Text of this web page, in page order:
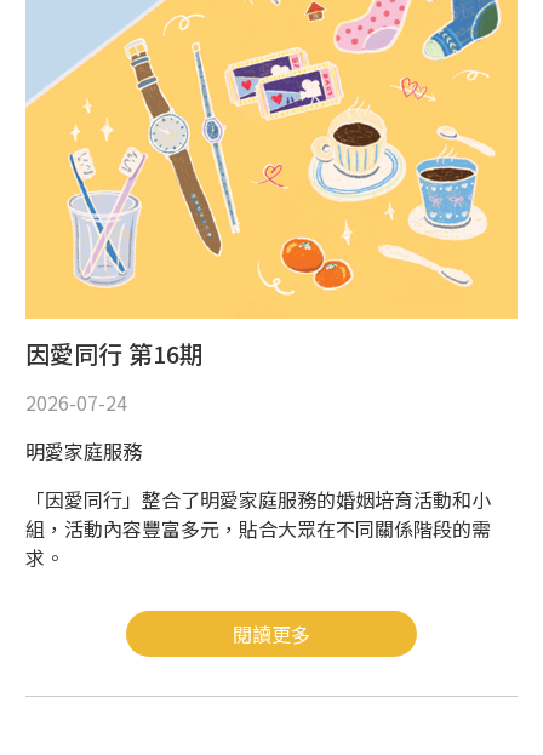
因愛同行 第16期
2026-07-24
明愛家庭服務
「因愛同行」整合了明愛家庭服務的婚姻培育活動和小
組，活動內容豐富多元，貼合大眾在不同關係階段的需
求。
閱讀更多